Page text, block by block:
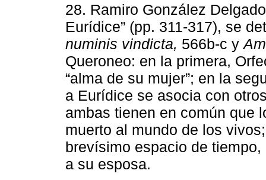
28. Ramiro González
Eurídice” (pp. 311-317), se
numinis vindicta, 566b-c y
Queroneo: en la primera,
“alma de su mujer”; en la
a Eurídice se asocia con
ambas tienen en común que
muerto al mundo de los
brevísimo espacio de
a su esposa.